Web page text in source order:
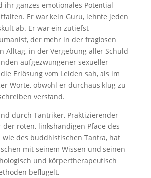
ihr ganzes emotionales Potential
Er war kein Guru, lehnte jeden
ab. Er war ein zutiefst
der mehr in der fraglosen
Alltag, in der Vergebung aller Schuld
aufgezwungener sexueller
Erlösung vom Leiden sah, als im
Worte, obwohl er durchaus klug zu
verstand.
durch Tantriker, Praktizierender
der roten, linkshändigen Pfade des
des buddhistischen Tantra, hat
mit seinem Wissen und seinen
und körpertherapeutisch
beflügelt,